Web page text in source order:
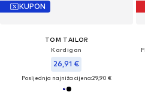
KUPON
TOM TAILOR
Kardigan
26,91 €
Posljednja najniža cijena:29,90 €